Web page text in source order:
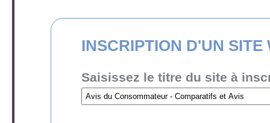
INSCRIPTION D'UN SITE
Saisissez le titre du site à